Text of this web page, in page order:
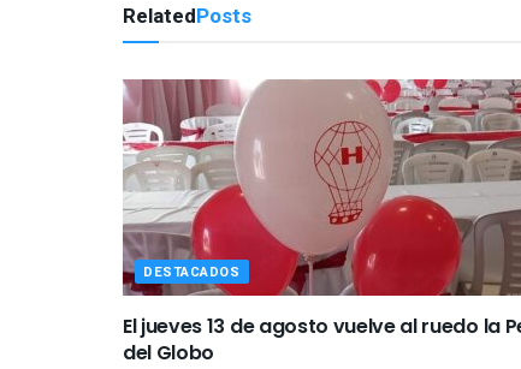
RelatedPosts
DESTACADOS
El jueves 13 de agosto vuelve al ruedo la
del Globo